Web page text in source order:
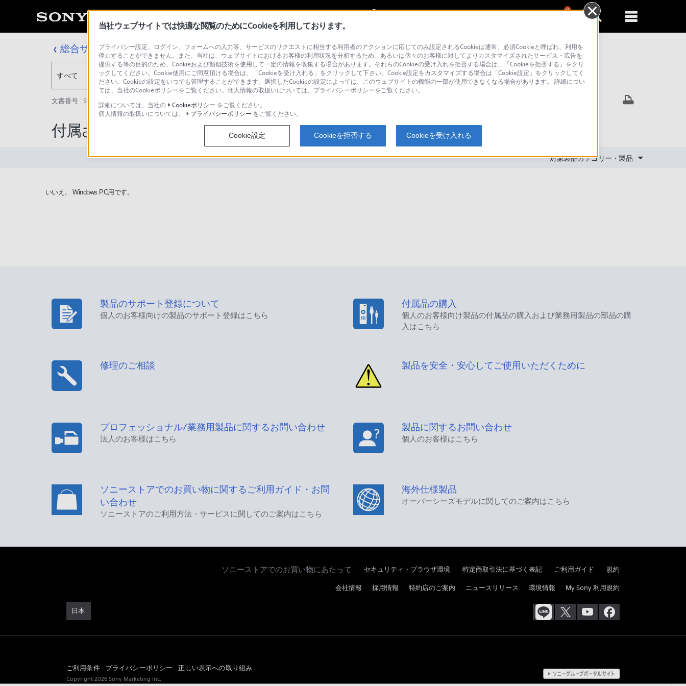
0
総合サポート・お問い合わせ
すべて 検索
文書番号 : S1409220066718 / 最終更新日 : 2025/03/11
付属されているソフトウェアはMacでも使えますか？
対象製品カテゴリー・製品
いいえ。 Windows PC用です。
製品のサポート登録について
個人のお客様向けの製品のサポート登録はこちら
付属品の購入
個人のお客様向け製品の付属品の購入および業務用製品の部品の購
入はこちら
修理のご相談 製品を安全・安心してご使用いただくために
プロフェッショナル/業務用製品に関するお問い合わせ
法人のお客様はこちら
製品に関するお問い合わせ
個人のお客様はこちら
ソニーストアでのお買い物に関するご利用ガイド・お問
い合わせ
ソニーストアのご利用方法・サービスに関してのご案内はこちら
海外仕様製品
オーバーシーズモデルに関してのご案内はこちら
ソニーストアでのお買い物にあたって セキュリティ・ブラウザ環境 特定商取引法に基づく表記 ご利用ガイド 規約
日本
会社情報 採用情報 特約店のご案内 ニュースリリース 環境情報 My Sony 利用規約
ご利用条件 プライバシーポリシー 正しい表示への取り組み
Copyright 2026 Sony Marketing Inc.
当社ウェブサイトでは快適な閲覧のためにCookieを利用しております。
プライバシー設定、ログイン、フォームへの入力等、サービスのリクエストに相当する利用者のアクションに応じてのみ設定されるCookieは通常、必須Cookieと呼ばれ、利用を
停止することができません。また、当社は、ウェブサイトにおけるお客様の利用状況を分析するため、あるいは個々のお客様に対してよりカスタマイズされたサービス・広告を
提供する等の目的のため、Cookieおよび類似技術を使用して一定の情報を収集する場合があります。それらのCookieの受け入れを拒否する場合は、「Cookieを拒否する」をクリ
ックしてください。Cookie使用にご同意頂ける場合は、「Cookieを受け入れる」をクリックして下さい。Cookie設定をカスタマイズする場合は「Cookie設定」をクリックしてく
ださい。Cookieの設定をいつでも管理することができます。選択したCookieの設定によっては、このウェブサイトの機能の一部が使用できなくなる場合があります。 詳細につい
ては、当社のCookieポリシーをご覧ください。個人情報の取扱いについては、プライバシーポリシーをご覧ください。
詳細については、当社の
Cookieポリシー をご覧ください。
個人情報の取扱いについては、
プライバシーポリシー をご覧ください。
Cookie設定 Cookieを拒否する Cookieを受け入れる